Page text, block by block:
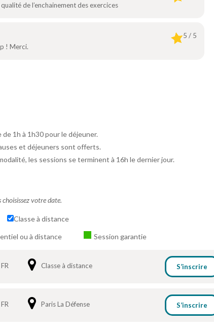
de l’enchainement des exercices
5 / 5
! Merci.
1h à 1h30 pour le déjeuner.
et déjeuners sont offerts.
les sessions se terminent à 16h le dernier jour.
votre date.
Classe à distance
ou à distance Session garantie
FR Classe à distance S’inscrire
FR Paris La Défense S’inscrire